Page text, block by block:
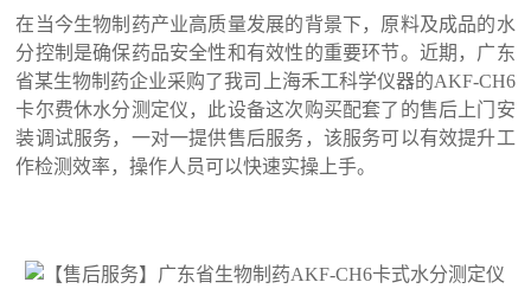
在当今生物制药产业高质量发展的背景下，原料及成品的水
分控制是确保药品安全性和有效性的重要环节。近期，广东
省某生物制药企业采购了我司上海禾工科学仪器的AKF-CH6
卡尔费休水分测定仪，此设备这次购买配套了的售后上门安
装调试服务，一对一提供售后服务，该服务可以有效提升工
作检测效率，操作人员可以快速实操上手。